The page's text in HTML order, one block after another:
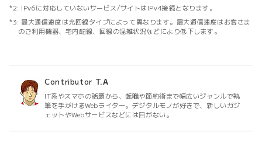
IPv6に対応していないサービス/サイトはIPv4接続となります。
最大通信速度は光回線タイプによって異なります。最大通信速度はお客さま
のご利用機器、宅内配線、回線の混雑状況などにより低下します。
Contributor T.A
IT系やスマホの話題から、転職や節約術まで幅広いジャンルで執
筆を手がけるWebライター。デジタルモノが好きで、新しいガジ
ェットやWebサービスなどには目がない。